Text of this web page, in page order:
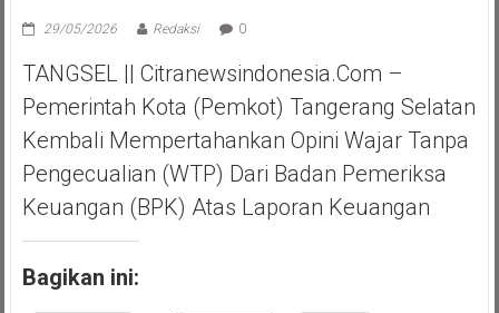
29/05/2026 Redaksi 0
TANGSEL || Citranewsindonesia.com –
Pemerintah Kota (Pemkot) Tangerang Selatan
Kembali Mempertahankan Opini Wajar Tanpa
Pengecualian (WTP) Dari Badan Pemeriksa
Keuangan (BPK) Atas Laporan Keuangan
Bagikan ini: